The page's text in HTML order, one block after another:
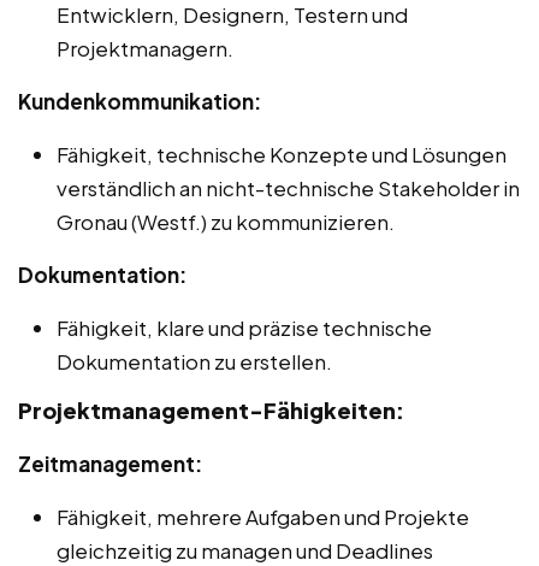
Entwicklern, Designern, Testern und
Projektmanagern.
Kundenkommunikation:
Fähigkeit, technische Konzepte und Lösungen
verständlich an nicht-technische Stakeholder in
Gronau (Westf.) zu kommunizieren.
Dokumentation:
Fähigkeit, klare und präzise technische
Dokumentation zu erstellen.
Projektmanagement-Fähigkeiten:
Zeitmanagement:
Fähigkeit, mehrere Aufgaben und Projekte
gleichzeitig zu managen und Deadlines